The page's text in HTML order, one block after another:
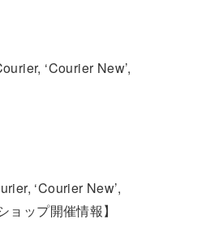
‘Courier New’,
‘Courier New’,
ョップ開催情報】